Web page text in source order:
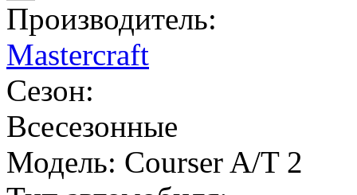
Производитель:
Mastercraft
Сезон:
Всесезонные
Модель: Courser A/T 2